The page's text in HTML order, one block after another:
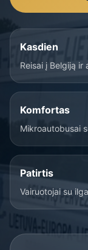
Kasdien
Reisai į Belgiją
Komfortas
Mikroautobusai
Patirtis
Vairuotojai su